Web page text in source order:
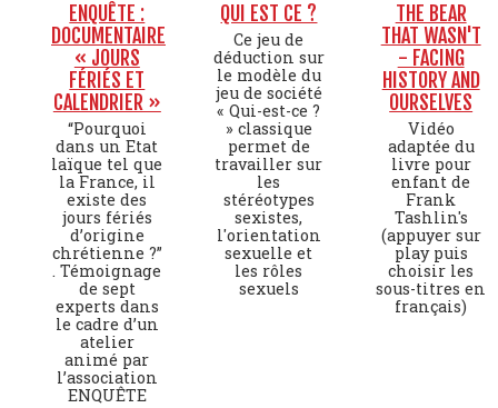
ENQUÊTE :
DOCUMENTAIRE
« JOURS
FÉRIÉS ET
CALENDRIER »
“Pourquoi
dans un Etat
laïque tel que
la France, il
existe des
jours fériés
d’origine
chrétienne ?”
. Témoignage
de sept
experts dans
le cadre d’un
atelier
animé par
l’association
ENQUÊTE
QUI EST CE ?
Ce jeu de
déduction sur
le modèle du
jeu de société
« Qui-est-ce ?
» classique
permet de
travailler sur
les
stéréotypes
sexistes,
l'orientation
sexuelle et
les rôles
sexuels
THE BEAR
THAT WASN'T
- FACING
HISTORY AND
OURSELVES
Vidéo
adaptée du
livre pour
enfant de
Frank
Tashlin's
(appuyer sur
play puis
choisir les
sous-titres en
français)